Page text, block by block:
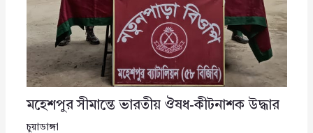
মহেশপুর সীমান্তে ভারতীয় ঔষধ-কীটনাশক উদ্ধার
চুয়াডাঙ্গা